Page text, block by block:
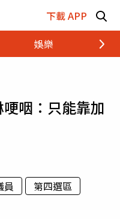
下載 APP
娛樂 財經
咽：只能靠加
員
第四選區